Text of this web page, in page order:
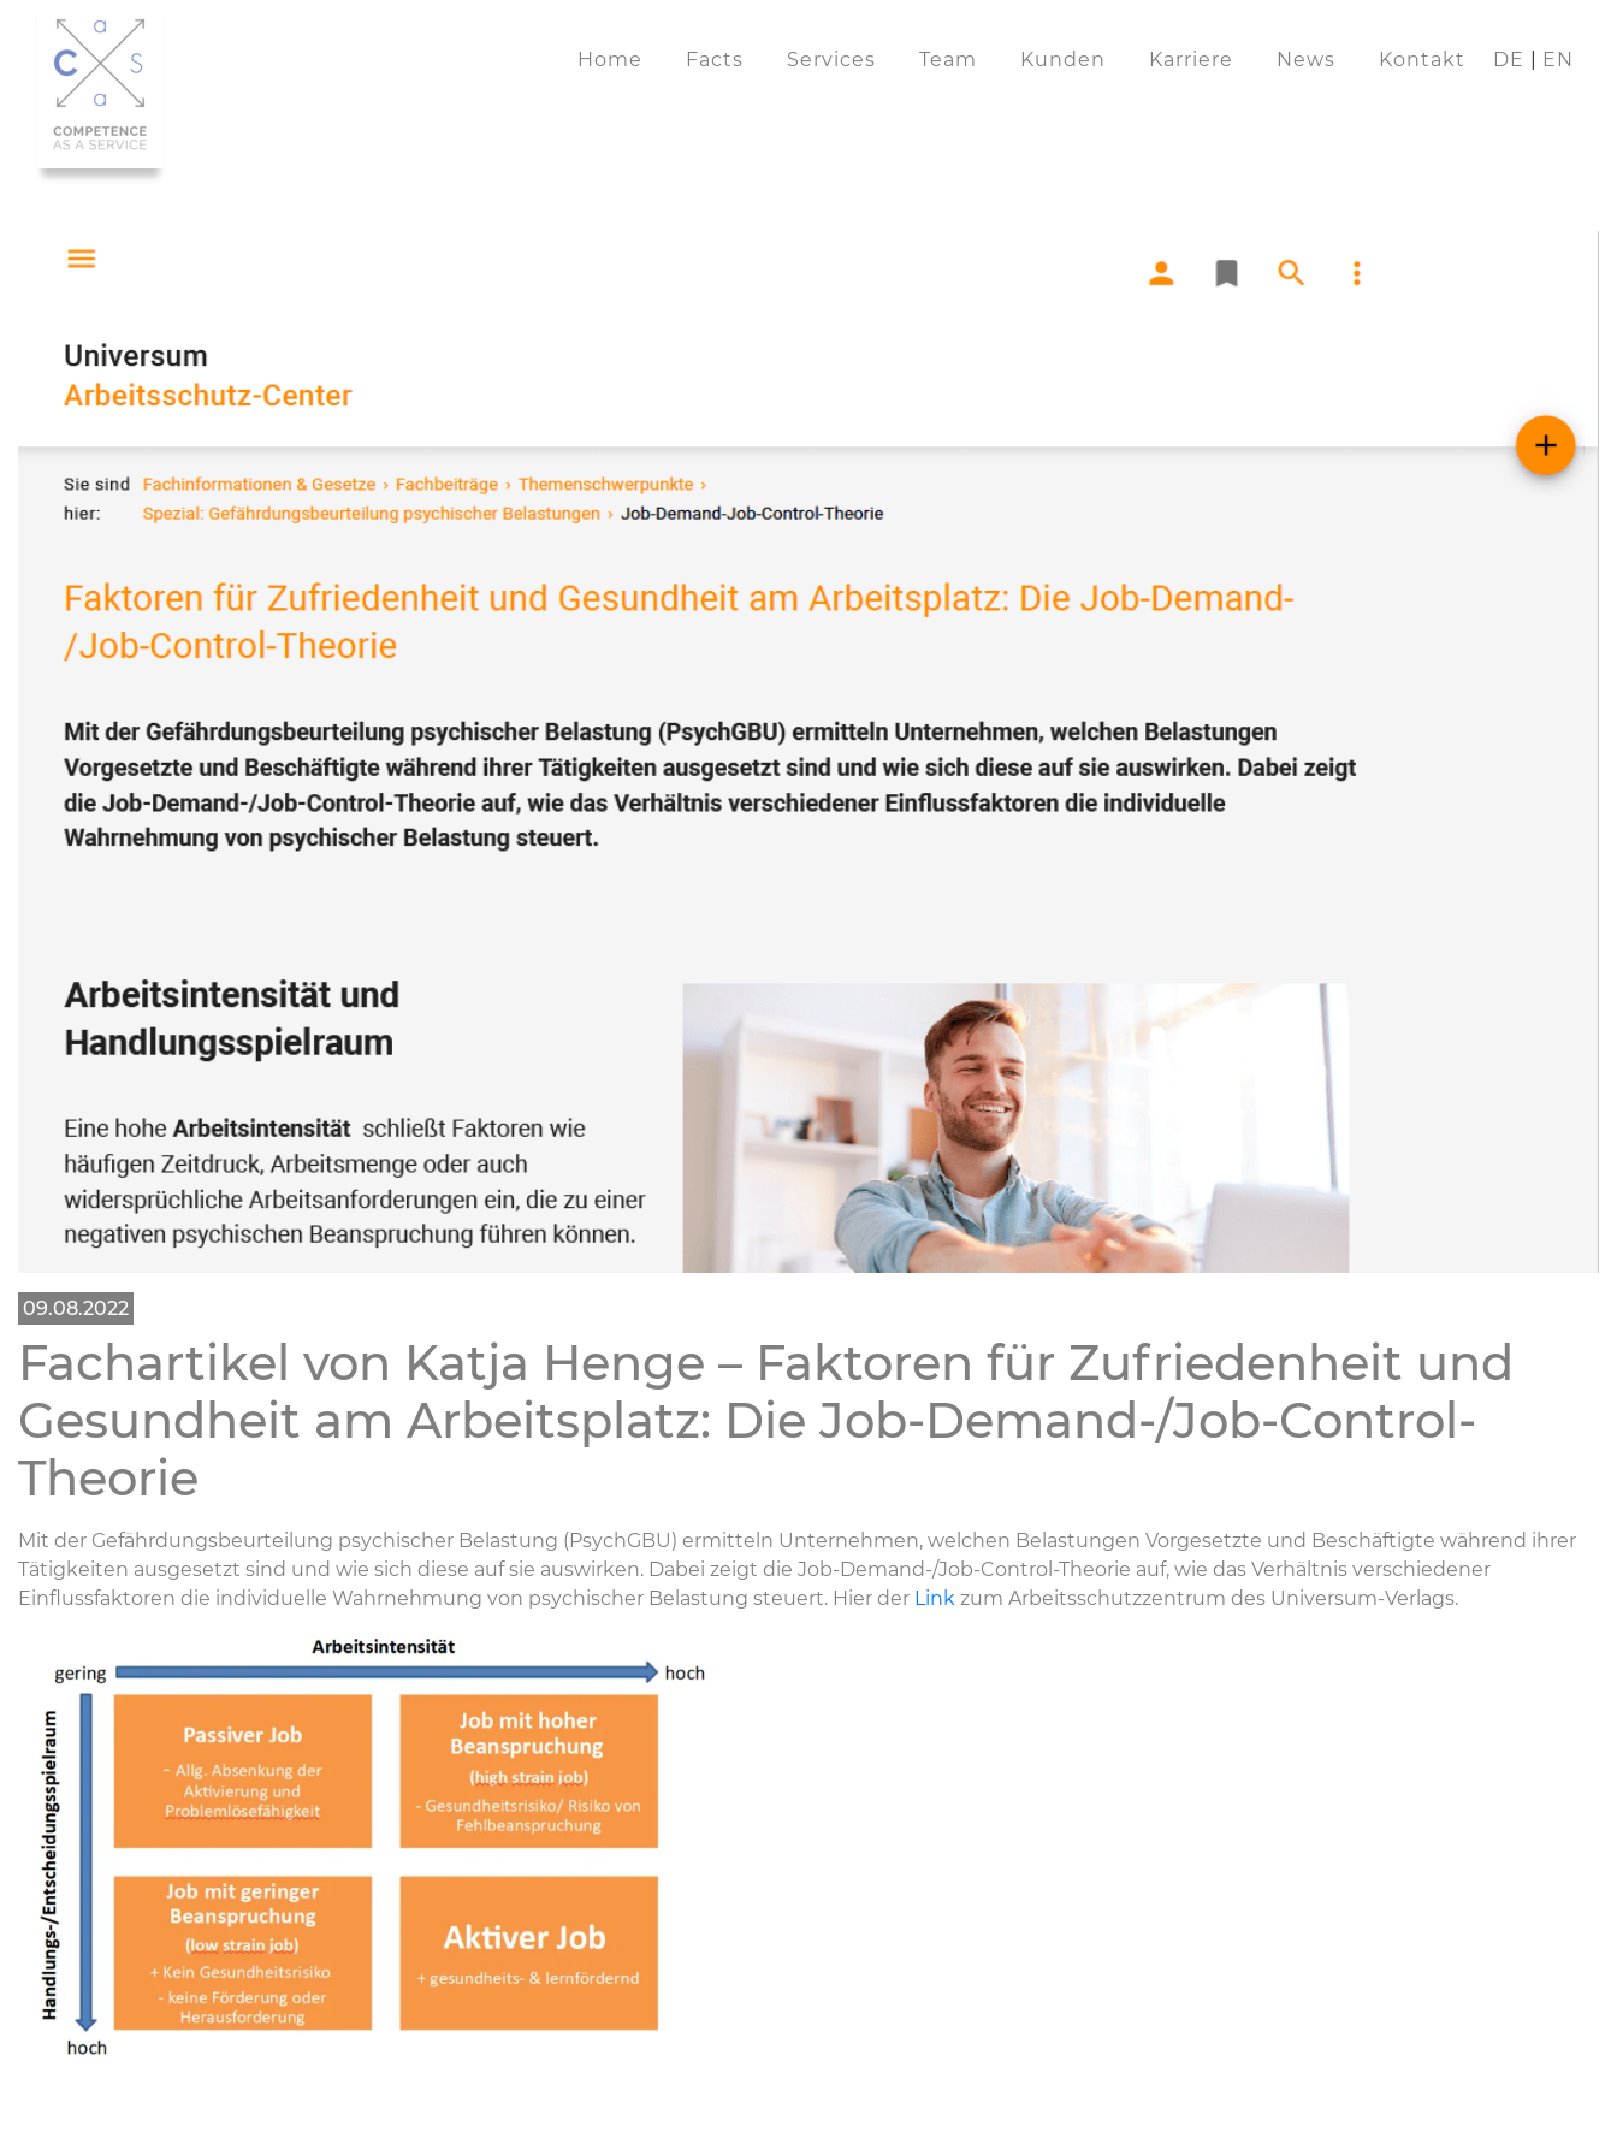
Home Facts Services Team Kunden Karriere News Kontakt DE EN
09.08.2022
Fachartikel von Katja Henge – Faktoren für Zufriedenheit und
Gesundheit am Arbeitsplatz: Die Job-Demand-/Job-Control-
Theorie
Mit der Gefährdungsbeurteilung psychischer Belastung (PsychGBU) ermitteln Unternehmen, welchen Belastungen Vorgesetzte und Beschäftigte während ihrer
Tätigkeiten ausgesetzt sind und wie sich diese auf sie auswirken. Dabei zeigt die Job-Demand-/Job-Control-Theorie auf, wie das Verhältnis verschiedener
Einflussfaktoren die individuelle Wahrnehmung von psychischer Belastung steuert. Hier der Link zum Arbeitsschutzzentrum des Universum-Verlags.